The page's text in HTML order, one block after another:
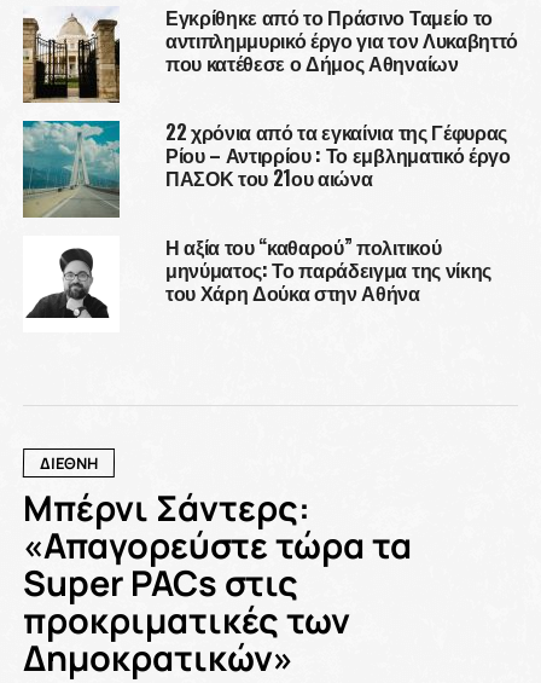
Εγκρίθηκε από το Πράσινο Ταμείο το
αντιπλημμυρικό έργο για τον Λυκαβηττό
που κατέθεσε ο Δήμος Αθηναίων
22 χρόνια από τα εγκαίνια της Γέφυρας
Ρίου – Αντιρρίου : Το εμβληματικό έργο
ΠΑΣΟΚ του 21ου αιώνα
Η αξία του “καθαρού” πολιτικού
μηνύματος: Το παράδειγμα της νίκης
του Χάρη Δούκα στην Αθήνα
ΔΙΕΘΝΗ
Μπέρνι Σάντερς:
«Απαγορεύστε τώρα τα
Super PACs στις
προκριματικές των
Δημοκρατικών»